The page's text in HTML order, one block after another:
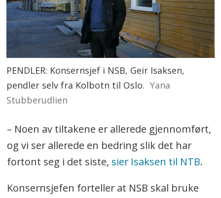
PENDLER: Konsernsjef i NSB, Geir Isaksen,
pendler selv fra Kolbotn til Oslo. Yana
Stubberudlien
– Noen av tiltakene er allerede gjennomført,
og vi ser allerede en bedring slik det har
fortont seg i det siste, sier Isaksen til NTB.
Konsernsjefen forteller at NSB skal bruke